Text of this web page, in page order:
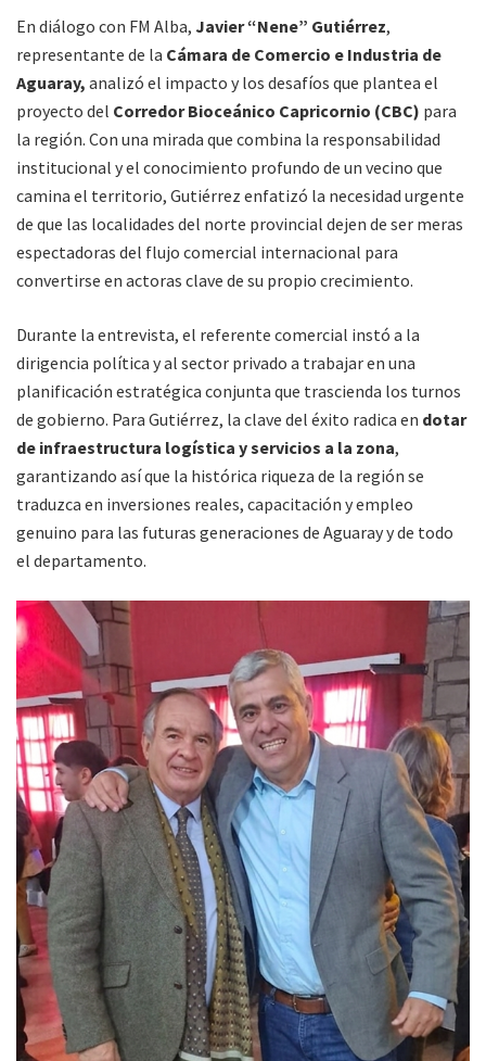
En diálogo con FM Alba, Javier “Nene” Gutiérrez,
representante de la Cámara de Comercio e Industria de
Aguaray, analizó el impacto y los desafíos que plantea el
proyecto del Corredor Bioceánico Capricornio (CBC) para
la región. Con una mirada que combina la responsabilidad
institucional y el conocimiento profundo de un vecino que
camina el territorio, Gutiérrez enfatizó la necesidad urgente
de que las localidades del norte provincial dejen de ser meras
espectadoras del flujo comercial internacional para
convertirse en actoras clave de su propio crecimiento.
Durante la entrevista, el referente comercial instó a la
dirigencia política y al sector privado a trabajar en una
planificación estratégica conjunta que trascienda los turnos
de gobierno. Para Gutiérrez, la clave del éxito radica en dotar
de infraestructura logística y servicios a la zona,
garantizando así que la histórica riqueza de la región se
traduzca en inversiones reales, capacitación y empleo
genuino para las futuras generaciones de Aguaray y de todo
el departamento.